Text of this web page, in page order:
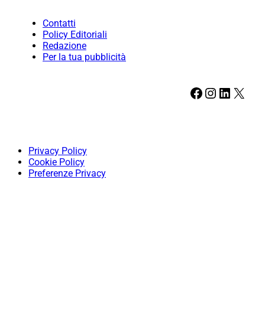
Contatti
Policy Editoriali
Redazione
Per la tua pubblicità
Facebook Instagram LinkedIn X
Privacy Policy
Cookie Policy
Preferenze Privacy